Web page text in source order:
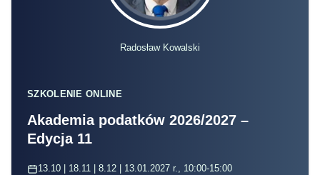
Radosław Kowalski
SZKOLENIE ONLINE
Akademia podatków 2026/2027 –
Edycja 11
13.10 | 18.11 | 8.12 | 13.01.2027 r., 10:00-15:00